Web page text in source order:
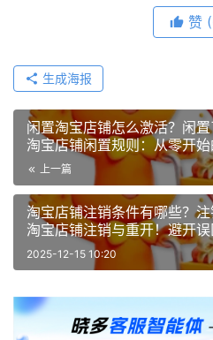
赞
生成海报
闲置淘宝店铺怎么激活？闲
淘宝店铺闲置规则：从零开始
上一篇
淘宝店铺注销条件有哪些？
淘宝店铺注销与重开！避开
2025-12-15 10:20